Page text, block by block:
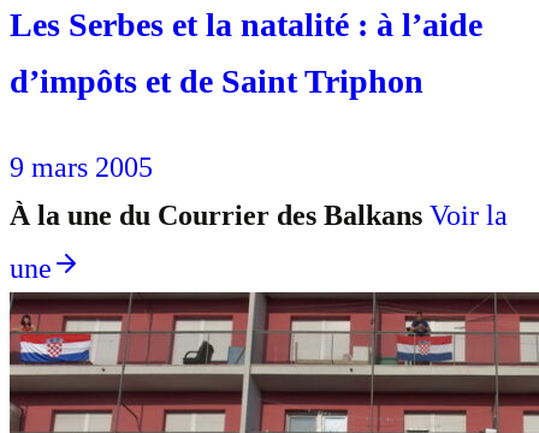
Les Serbes et la natalité : à l’aide
d’impôts et de Saint Triphon
9 mars 2005
À la une du Courrier des Balkans Voir la
une